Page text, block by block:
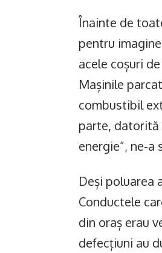
Înainte de
pentru
acele coșuri
Mașinile
combustibil
parte, datorită
energie”, ne-a
Deși poluarea
Conductele
din oraș erau
defecțiuni au